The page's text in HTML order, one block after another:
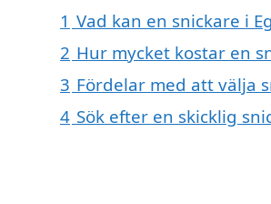
1 Vad kan en snickare i
2 Hur mycket kostar en
3 Fördelar med att välja
4 Sök efter en skicklig